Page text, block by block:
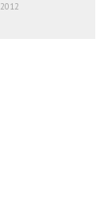
2012